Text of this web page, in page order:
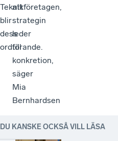
Teknikföretagen,
blir
dess
ordförande.
att
strategin
leder
till
konkretion,
säger
Mia
Bernhardsen
DU KANSKE OCKSÅ VILL LÄSA